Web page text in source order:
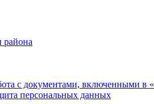
района
с документами, включенными в
персональных данных